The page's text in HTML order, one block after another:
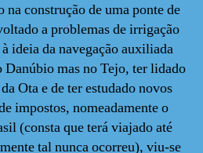
na construção de uma ponte de
a problemas de irrigação
ideia da navegação auxiliada
mas no Tejo, ter lidado
Ota e de ter estudado novos
impostos, nomeadamente o
(consta que terá viajado até
tal nunca ocorreu), viu-se